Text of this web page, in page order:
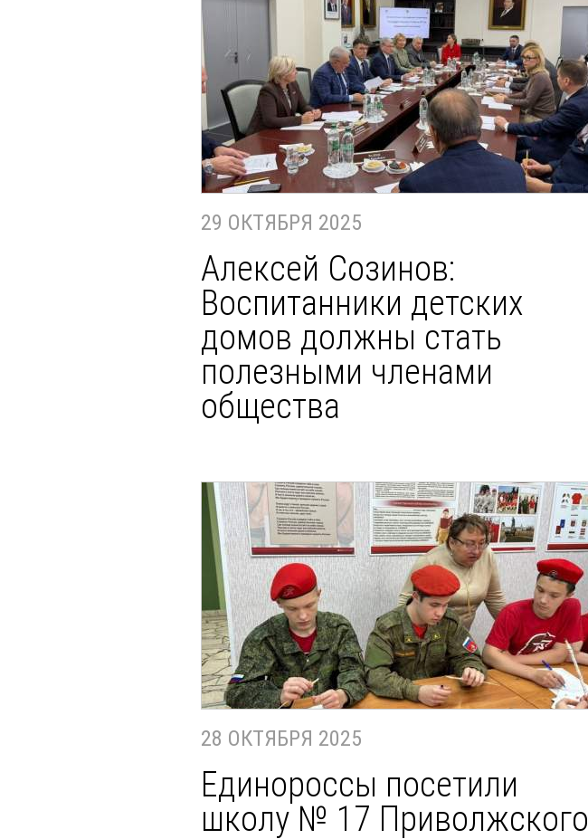
29 ОКТЯБРЯ 2025
Алексей Созинов:
Воспитанники детских
домов должны стать
полезными членами
общества
28 ОКТЯБРЯ 2025
Единороссы посетили
школу № 17 Приволжского